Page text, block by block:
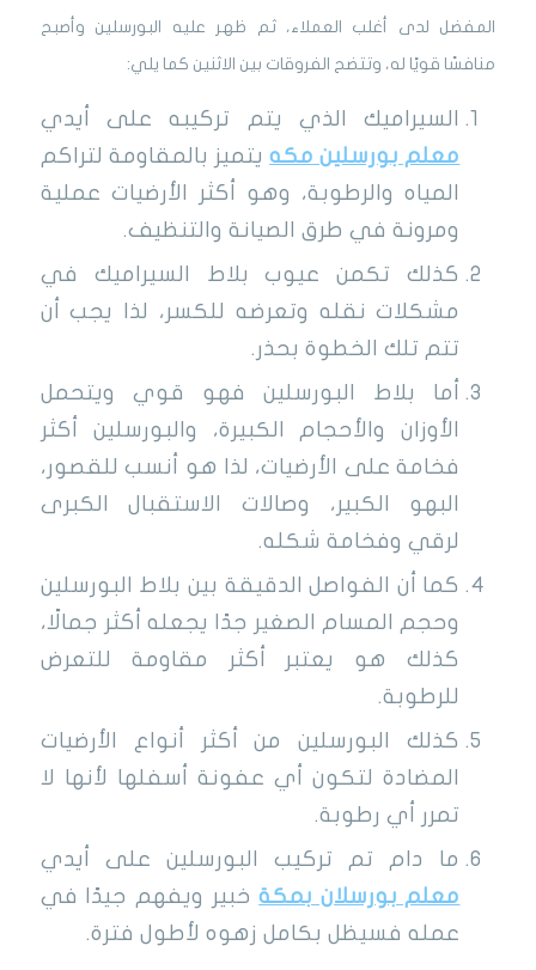
المفضل لدى أغلب العملاء، ثم ظهر عليه البورسلين وأصبح
منافسًا قويًا له، وتتضح الفروقات بين الاثنين كما يلي:
السيراميك الذي يتم تركيبه على أيدي
معلم بورسلين مكهيتميز بالمقاومة لتراكم
المياه والرطوبة، وهو أكثر الأرضيات عملية
ومرونة في طرق الصيانة والتنظيف.
كذلك تكمن عيوب بلاط السيراميك في
مشكلات نقله وتعرضه للكسر، لذا يجب أن
تتم تلك الخطوة بحذر.
أما بلاط البورسلين فهو قوي ويتحمل
الأوزان والأحجام الكبيرة، والبورسلين أكثر
فخامة على الأرضيات، لذا هو أنسب للقصور،
البهو الكبير، وصالات الاستقبال الكبرى
لرقي وفخامة شكله.
كما أن الفواصل الدقيقة بين بلاط البورسلين
وحجم المسام الصغير جدًا يجعله أكثر جمالًا،
كذلك هو يعتبر أكثر مقاومة للتعرض
للرطوبة.
كذلك البورسلين من أكثر أنواع الأرضيات
المضادة لتكون أي عفونة أسفلها لأنها لا
تمرر أي رطوبة.
ما دام تم تركيب البورسلين على أيدي
معلم بورسلان بمكةخبير ويفهم جيدًا في
عمله فسيظل بكامل زهوه لأطول فترة.